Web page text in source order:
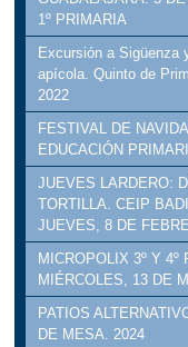
1º PRIMARIA
Excursión a Sigüenza
apícola. Quinto de
2022
FESTIVAL DE
EDUCACIÓN
JUEVES LARDERO:
TORTILLA. CEIP
JUEVES, 8 DE
MICROPOLIX 3º Y 4º
MIÉRCOLES, 13 DE
PATIOS
DE MESA. 2024